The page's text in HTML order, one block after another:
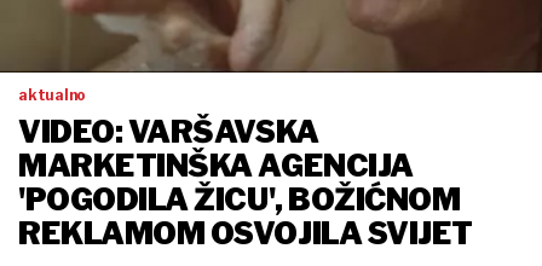
aktualno
VIDEO: VARŠAVSKA
MARKETINŠKA AGENCIJA
'POGODILA ŽICU', BOŽIĆNOM
REKLAMOM OSVOJILA SVIJET